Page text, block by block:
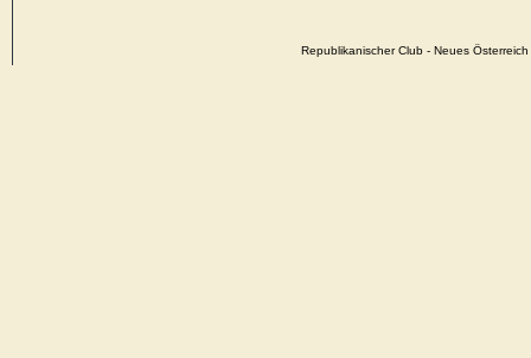
Republikanischer Club - Neues